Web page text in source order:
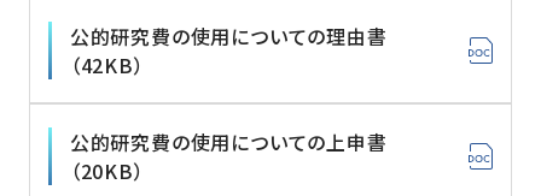
公的研究費の使用についての理由書
（42KB）
公的研究費の使用についての上申書
（20KB）